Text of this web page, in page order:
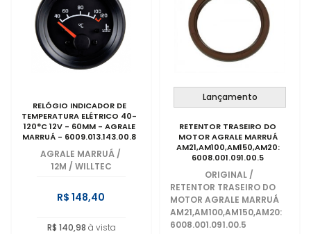
RELÓGIO INDICADOR DE
TEMPERATURA ELÉTRICO 40-
120°C 12V - 60MM - AGRALE
MARRUÁ - 6009.013.143.00.8
AGRALE MARRUÁ /
12M / WILLTEC
R$ 148,40
R$ 140,98 à vista
Lançamento
RETENTOR TRASEIRO DO
MOTOR AGRALE MARRUÁ
AM21,AM100,AM150,AM20:
6008.001.091.00.5
ORIGINAL /
RETENTOR TRASEIRO DO
MOTOR AGRALE MARRUÁ
AM21,AM100,AM150,AM20:
6008.001.091.00.5